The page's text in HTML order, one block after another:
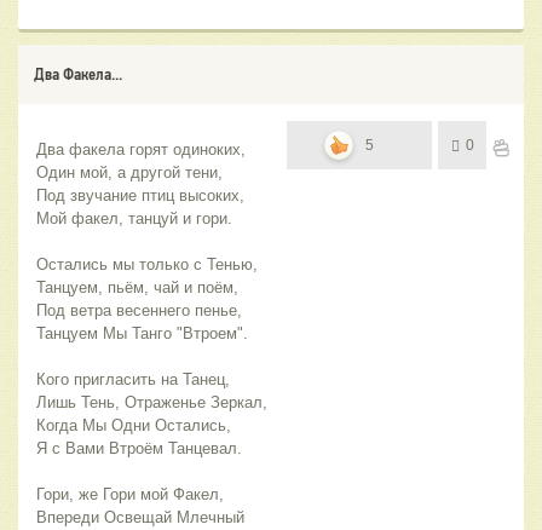
Два Факела...
Два факела горят одиноких,
Один мой, а другой тени,
Под звучание птиц высоких,
Мой факел, танцуй и гори.
Остались мы только с Тенью,
Танцуем, пьём, чай и поём,
Под ветра весеннего пенье,
Танцуем Мы Танго "Втроем".
Кого пригласить на Танец,
Лишь Тень, Отраженье Зеркал,
Когда Мы Одни Остались,
Я с Вами Втроём Танцевал.
Гори, же Гори мой Факел,
Впереди Освещай Млечный
5 0